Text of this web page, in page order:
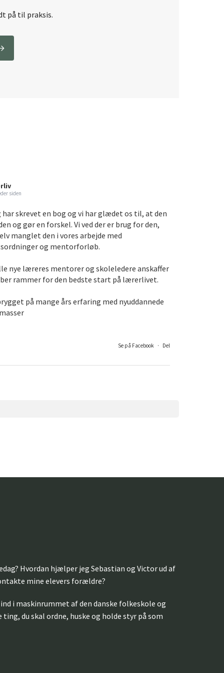
på til praksis.
siden
har skrevet en bog og vi har glædet os til, at den
og gør en forskel. Vi ved der er brug for den,
manglet den i vores arbejde med
og mentorforløb.
nye læreres mentorer og skoleledere anskaffer
rammer for den bedste start på lærerlivet.
på mange års erfaring med nyuddannede
Se på Facebook · Del
Hvordan hjælper jeg Sebastian og Victor ud af
mine elevers forældre?
i maskinrummet af den danske folkeskole og
du skal ordne, huske og holde styr på som